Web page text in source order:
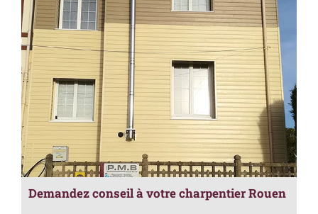
Demandez conseil à votre charpentier Rouen